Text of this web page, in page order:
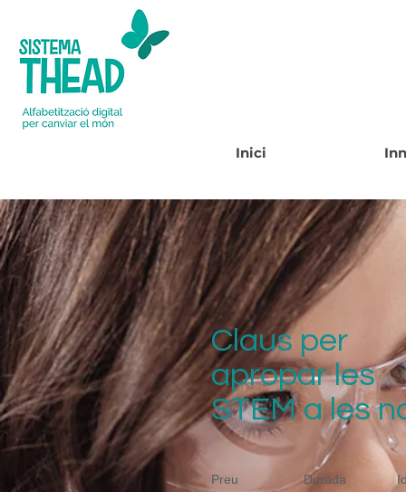
Inici
Claus per
apropar les
STEM a les
Preu Durada